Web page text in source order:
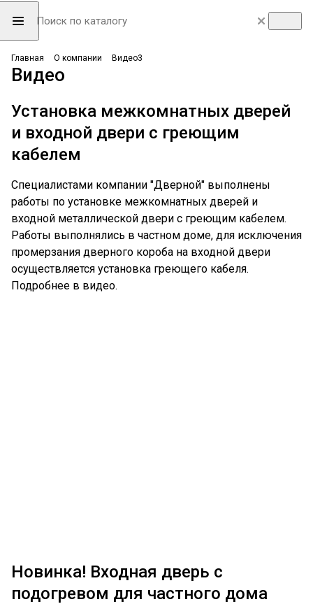
Главная О компании Видео3
Видео
Установка межкомнатных дверей
и входной двери с греющим
кабелем
Специалистами компании "Дверной" выполнены
работы по установке межкомнатных дверей и
входной металлической двери с греющим кабелем.
Работы выполнялись в частном доме, для исключения
промерзания дверного короба на входной двери
осуществляется установка греющего кабеля.
Подробнее в видео.
Новинка! Входная дверь с
подогревом для частного дома